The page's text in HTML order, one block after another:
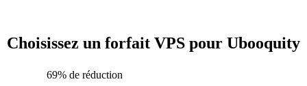
Choisissez un forfait VPS pour Ubooquity
69% de réduction